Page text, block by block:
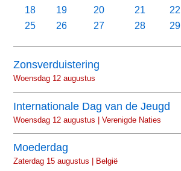
18
19 20 21 22
25
26 27 28 29
Zonsverduistering
Woensdag 12 augustus
Internationale Dag van de Jeugd
Woensdag 12 augustus | Verenigde Naties
Moederdag
Zaterdag 15 augustus | België